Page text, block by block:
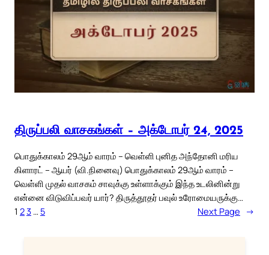
திருப்பலி வாசகங்கள் – அக்டோபர் 24, 2025
பொதுக்காலம் 29ஆம் வாரம் – வெள்ளி புனித அந்தோனி மரிய
கிளாரட் – ஆயர் (வி.நினைவு) பொதுக்காலம் 29ஆம் வாரம் –
வெள்ளி முதல் வாசகம் சாவுக்கு உள்ளாக்கும் இந்த உடலினின்று
என்னை விடுவிப்பவர் யார்? திருத்தூதர் பவுல் உரோமையருக்கு…
1 23 … 5 Next Page →